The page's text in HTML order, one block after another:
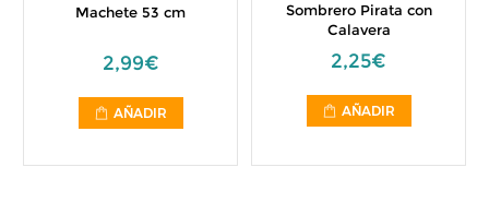
Machete 53 cm
2,99€
AÑADIR
Sombrero Pirata con
Calavera
2,25€
AÑADIR